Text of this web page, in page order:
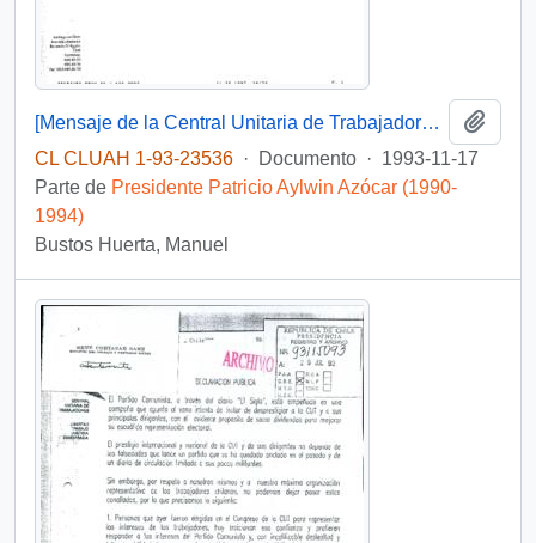
[Mensaje de la Central Unitaria de Trabajadores dirigido al Jefe de Gabinete Presidencial, mediante el cual adjunta solicitud del Sindicato de Estibadores N° 1 de Penco-Lirquén]
CL CLUAH 1-93-23536 · Documento · 1993-11-17
Parte de Presidente Patricio Aylwin Azócar (1990-
1994)
Bustos Huerta, Manuel